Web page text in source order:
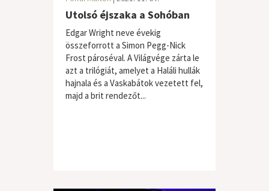
Utolsó éjszaka a Sohóban
Edgar Wright neve évekig
összeforrott a Simon Pegg-Nick
Frost pároséval. A Világvége zárta le
azt a trilógiát, amelyet a Haláli hullák
hajnala és a Vaskabátok vezetett fel,
majd a brit rendezőt...